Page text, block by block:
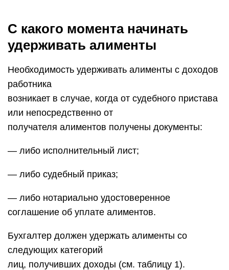
С какого момента начинать
удерживать алименты
Необходимость удерживать алименты с доходов
работника
возникает в случае, когда от судебного пристава
или непосредственно от
получателя алиментов получены документы:
— либо исполнительный лист;
— либо судебный приказ;
— либо нотариально удостоверенное
соглашение об уплате алиментов.
Бухгалтер должен удержать алименты со
следующих категорий
лиц, получивших доходы (см. таблицу 1).